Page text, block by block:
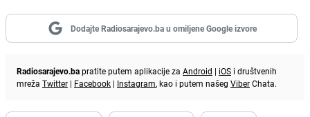
Dodajte Radiosarajevo.ba u omiljene Google izvore
Radiosarajevo.bapratite putem aplikacije za Android | iOS i društvenih
mreža Twitter | Facebook | Instagram, kao i putem našeg ViberChata.